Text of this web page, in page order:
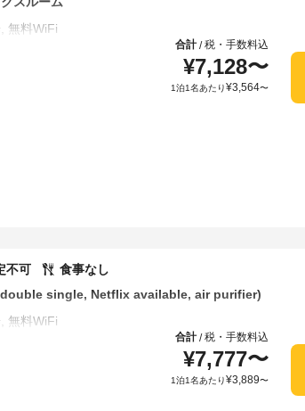
合計/税・手数料込
¥7,128〜
1泊1名あたり¥3,564〜
single, Netflix available, air purifier)
不可 食事なし
合計/税・手数料込
¥7,777〜
1泊1名あたり¥3,889〜